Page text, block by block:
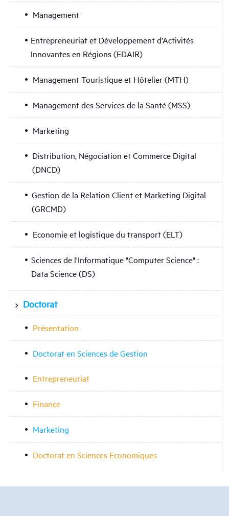
Management
Entrepreneuriat et Développement d’Activités
Innovantes en Régions (EDAIR)
Management Touristique et Hôtelier (MTH)
Management des Services de la Santé (MSS)
Marketing
Distribution, Négociation et Commerce Digital
(DNCD)
Gestion de la Relation Client et Marketing Digital
(GRCMD)
Economie et logistique du transport (ELT)
Sciences de l'Informatique "Computer Science" :
Data Science (DS)
Doctorat
Présentation
Doctorat en Sciences de Gestion
Entrepreneuriat
Finance
Marketing
Doctorat en Sciences Economiques